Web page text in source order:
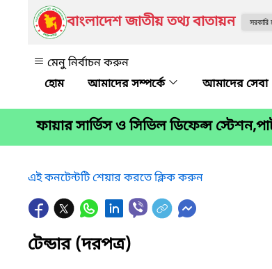
বাংলাদেশ জাতীয় তথ্য বাতায়ন
মেনু নির্বাচন করুন
আমাদের সম্পর্কে
আমাদের সেবা
ফায়ার সার্ভিস ও সিভিল ডিফেন্স
এই কনটেন্টটি শেয়ার করতে ক্লিক করুন
টেন্ডার (দরপত্র)